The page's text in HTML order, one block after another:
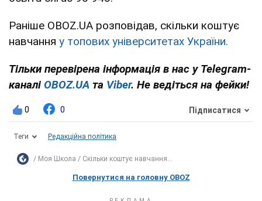
Раніше OBOZ.UA розповідав, скільки коштує
навчання у топових університетах України.
Тільки перевірена інформація в нас у Telegram-
каналі OBOZ.UA та Viber. Не ведіться на фейки!
0 0 Підписатися
Теги Редакційна політика
Моя Школа Скільки коштує навчання...
Повернутися на головну OBOZ